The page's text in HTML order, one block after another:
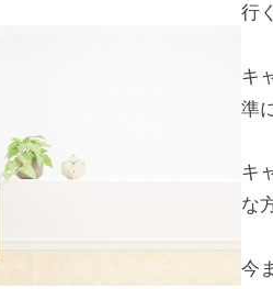
行
キ
準
キ
な
今